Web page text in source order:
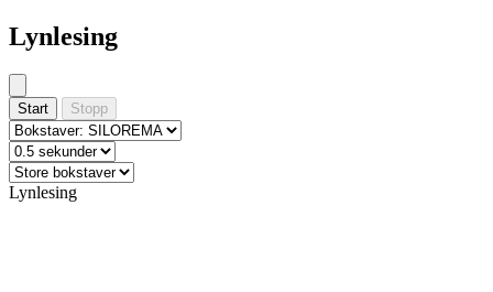
Lynlesing
Start Stopp
Lynlesing